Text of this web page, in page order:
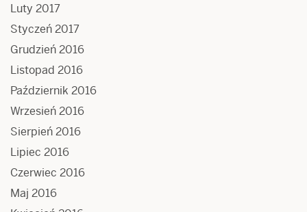
Luty 2017
Styczeń 2017
Grudzień 2016
Listopad 2016
Październik 2016
Wrzesień 2016
Sierpień 2016
Lipiec 2016
Czerwiec 2016
Maj 2016